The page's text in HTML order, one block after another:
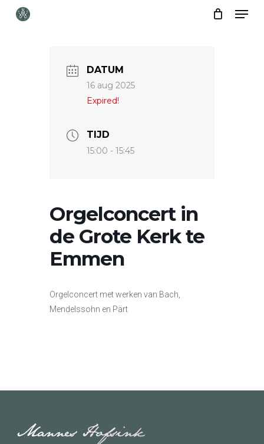
Skip
Menu
DATUM
16 aug 2025
Expired!
TIJD
15:00 - 15:45
Orgelconcert in
de Grote Kerk te
Emmen
Orgelconcert met werken van Bach,
Mendelssohn en Pärt